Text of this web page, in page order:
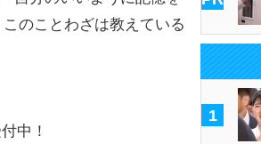
のことわざは教えている
中！
1